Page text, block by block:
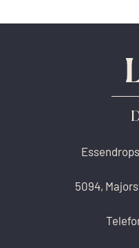
5094,